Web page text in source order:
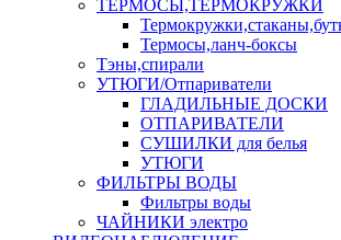
ТЕРМОСЫ,ТЕРМОКРУЖКИ
Термосы,ланч-боксы
Тэны,спирали
УТЮГИ/Отпариватели
ГЛАДИЛЬНЫЕ ДОСКИ
ОТПАРИВАТЕЛИ
СУШИЛКИ для белья
УТЮГИ
ФИЛЬТРЫ ВОДЫ
Фильтры воды
ЧАЙНИКИ электро